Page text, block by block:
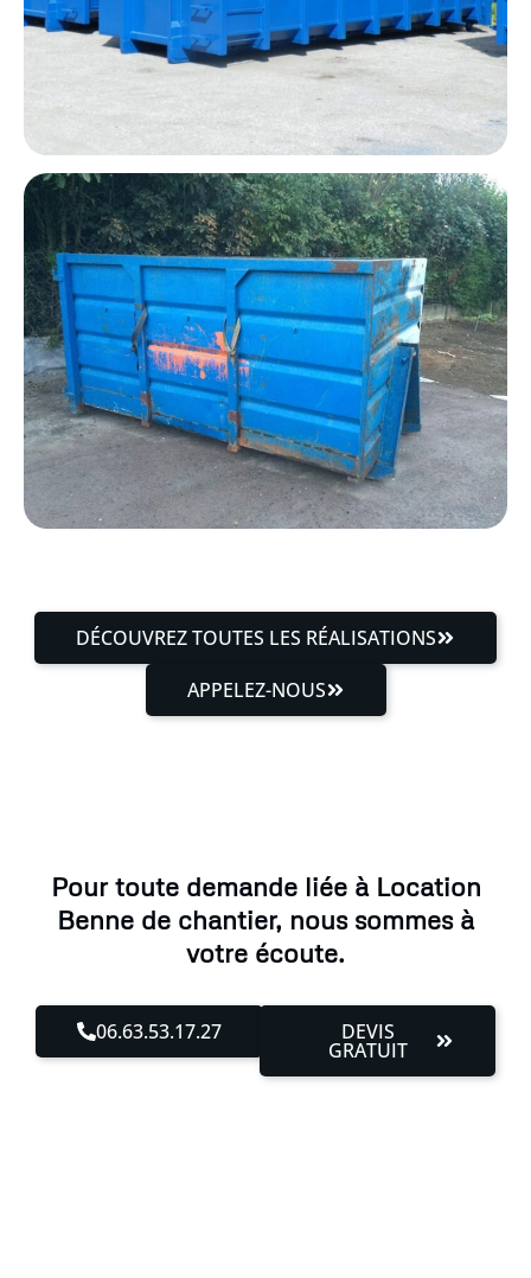
DÉCOUVREZ TOUTES LES RÉALISATIONS
APPELEZ-NOUS
Pour toute demande liée à Location
Benne de chantier, nous sommes à
votre écoute.
06.63.53.17.27 DEVIS
GRATUIT